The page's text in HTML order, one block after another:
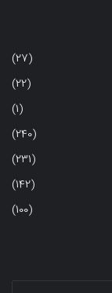
(27)
(22)
(1)
(240)
(231)
(142)
(100)